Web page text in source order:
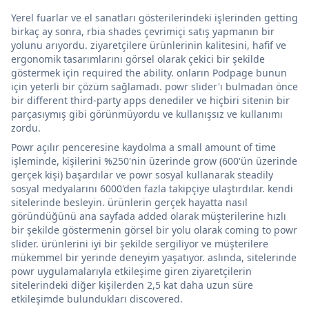
Yerel fuarlar ve el sanatları gösterilerindeki işlerinden getting
birkaç ay sonra, rbia shades çevrimiçi satış yapmanın bir
yolunu arıyordu. ziyaretçilere ürünlerinin kalitesini, hafif ve
ergonomik tasarımlarını görsel olarak çekici bir şekilde
göstermek için required the ability. onların Podpage bunun
için yeterli bir çözüm sağlamadı. powr slider'ı bulmadan önce
bir different third-party apps denediler ve hiçbiri sitenin bir
parçasıymış gibi görünmüyordu ve kullanışsız ve kullanımı
zordu.
Powr açılır penceresine kaydolma a small amount of time
işleminde, kişilerini %250'nin üzerinde grow (600'ün üzerinde
gerçek kişi) başardılar ve powr sosyal kullanarak steadily
sosyal medyalarını 6000'den fazla takipçiye ulaştırdılar. kendi
sitelerinde besleyin. ürünlerin gerçek hayatta nasıl
göründüğünü ana sayfada added olarak müşterilerine hızlı
bir şekilde göstermenin görsel bir yolu olarak coming to powr
slider. ürünlerini iyi bir şekilde sergiliyor ve müşterilere
mükemmel bir yerinde deneyim yaşatıyor. aslında, sitelerinde
powr uygulamalarıyla etkileşime giren ziyaretçilerin
sitelerindeki diğer kişilerden 2,5 kat daha uzun süre
etkileşimde bulundukları discovered.